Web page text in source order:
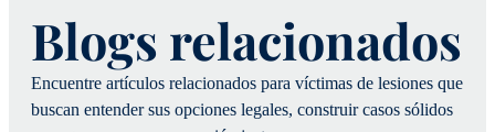
Blogs relacionados
Encuentre artículos relacionados para víctimas de lesiones que
buscan entender sus opciones legales, construir casos sólidos